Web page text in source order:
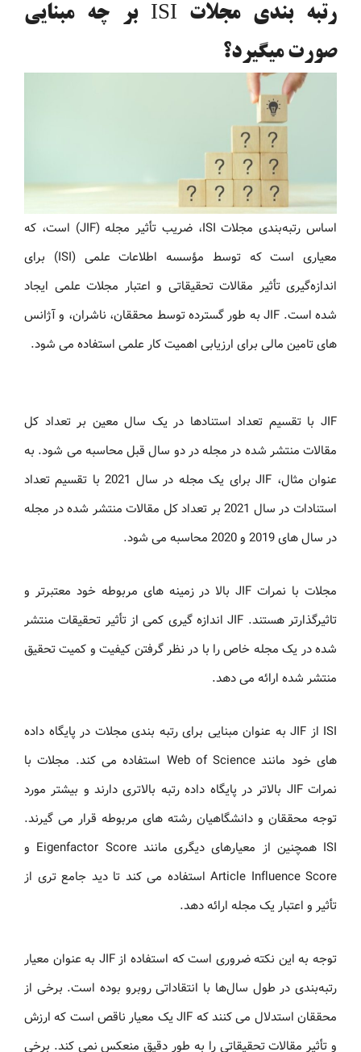
رتبه بندی مجلات ISI بر چه مبنایی
صورت میگیرد؟
اساس رتبه‌بندی مجلات ISI، ضریب تأثیر مجله (JIF) است، که
معیاری است که توسط مؤسسه اطلاعات علمی (ISI) برای
اندازه‌گیری تأثیر مقالات تحقیقاتی و اعتبار مجلات علمی ایجاد
شده است. JIF به طور گسترده توسط محققان، ناشران، و آژانس
های تامین مالی برای ارزیابی اهمیت کار علمی استفاده می شود.
JIF با تقسیم تعداد استنادها در یک سال معین بر تعداد کل
مقالات منتشر شده در مجله در دو سال قبل محاسبه می شود. به
عنوان مثال، JIF برای یک مجله در سال 2021 با تقسیم تعداد
استنادات در سال 2021 بر تعداد کل مقالات منتشر شده در مجله
در سال های 2019 و 2020 محاسبه می شود.
مجلات با نمرات JIF بالا در زمینه های مربوطه خود معتبرتر و
تاثیرگذارتر هستند. JIF اندازه گیری کمی از تأثیر تحقیقات منتشر
شده در یک مجله خاص را با در نظر گرفتن کیفیت و کمیت تحقیق
منتشر شده ارائه می دهد.
ISI از JIF به عنوان مبنایی برای رتبه بندی مجلات در پایگاه داده
های خود مانند Web of Science استفاده می کند. مجلات با
نمرات JIF بالاتر در پایگاه داده رتبه بالاتری دارند و بیشتر مورد
توجه محققان و دانشگاهیان رشته های مربوطه قرار می گیرند.
ISI همچنین از معیارهای دیگری مانند Eigenfactor Score و
Article Influence Score استفاده می کند تا دید جامع تری از
تأثیر و اعتبار یک مجله ارائه دهد.
توجه به این نکته ضروری است که استفاده از JIF به عنوان معیار
رتبه‌بندی در طول سال‌ها با انتقاداتی روبرو بوده است. برخی از
محققان استدلال می کنند که JIF یک معیار ناقص است که ارزش
و تأثیر مقالات تحقیقاتی را به طور دقیق منعکس نمی کند. برخی